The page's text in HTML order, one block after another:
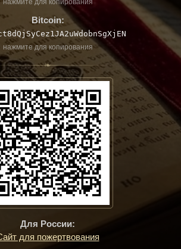
нажмите для копирования
Bitcoin:
нажмите для копирования
❧
Для России:
для пожертвования